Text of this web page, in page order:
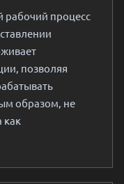
рабочий процесс
позволяя
образом, не
как